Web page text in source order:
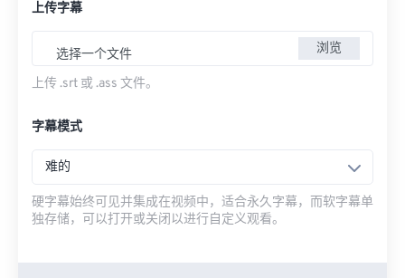
上传字幕
选择一个文件 浏览
上传 .srt 或 .ass 文件。
字幕模式
难的
硬字幕始终可见并集成在视频中，适合永久字幕，而软字幕单
独存储，可以打开或关闭以进行自定义观看。